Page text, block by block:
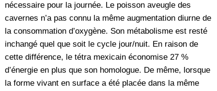
nécessaire pour la journée. Le poisson aveugle des
cavernes n’a pas connu la même augmentation diurne de
la consommation d’oxygène. Son métabolisme est resté
inchangé quel que soit le cycle jour/nuit. En raison de
cette différence, le tétra mexicain économise 27 %
d’énergie en plus que son homologue. De même, lorsque
la forme vivant en surface a été placée dans la même